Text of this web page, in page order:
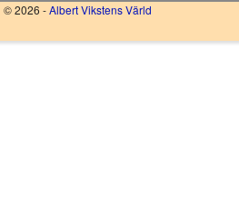
© 2026 -Albert Vikstens Värld